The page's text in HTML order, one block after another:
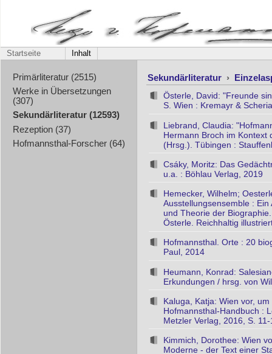
Startseite Inhalt
Primärliteratur (2515)
Werke in Übersetzungen
(307)
Sekundärliteratur (12593)
Rezeption (37)
Hofmannsthal-Forscher (64)
Sekundärliteratur ›
Österle, David: "Freunde
S. Wien : Kremayr &
Liebrand, Claudia:
Hermann Broch im Kontext
(Hrsg.). Tübingen :
Csáky, Moritz: Das
u.a. : Böhlau Verlag, 2019
Hemecker, Wilhelm;
Ausstellungsensemble :
und Theorie der
Österle. Reichhaltig
Hofmannsthal. Orte : 20
Paul, 2014
Heumann, Konrad:
Erkundungen / hrsg. von
Kaluga, Katja: Wien vor,
Hofmannsthal-Handbuch :
Metzler Verlag, 2016, S. 11-
Kimmich, Dorothee: Wien
Moderne - der Text einer